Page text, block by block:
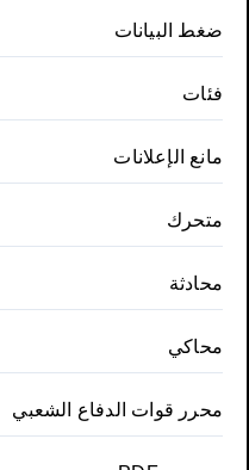
ضغط البيانات
فئات
مانع الإعلانات
متحرك
محادثة
محاكي
محرر قوات الدفاع الشعبي